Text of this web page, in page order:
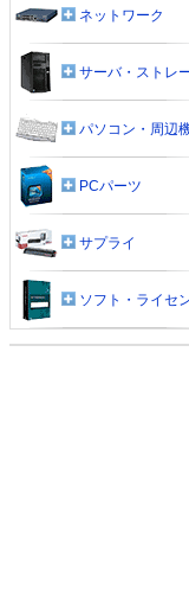
ネットワーク
サーバ・ストレ
パソコン・周辺
PCパーツ
サプライ
ソフト・ライセ